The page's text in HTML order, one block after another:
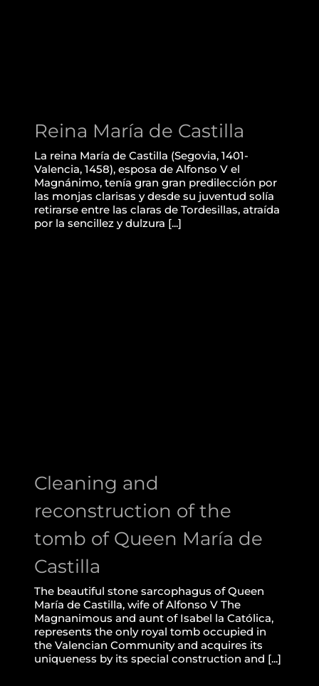
Reina María de Castilla
La reina María de Castilla (Segovia, 1401-
Valencia, 1458), esposa de Alfonso V el
Magnánimo, tenía gran gran predilección por
las monjas clarisas y desde su juventud solía
retirarse entre las claras de Tordesillas, atraída
por la sencillez y dulzura [...]
Cleaning and
reconstruction of the
tomb of Queen María de
Castilla
The beautiful stone sarcophagus of Queen
María de Castilla, wife of Alfonso V The
Magnanimous and aunt of Isabel la Católica,
represents the only royal tomb occupied in
the Valencian Community and acquires its
uniqueness by its special construction and [...]